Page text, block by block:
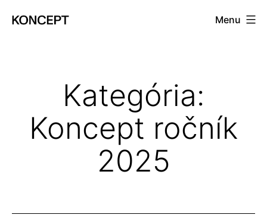
Menu
Kategória:
Koncept ročník
2025